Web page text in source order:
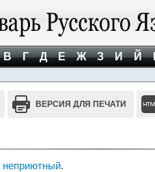
В Г Д Е Ж З И Й
ВЕРСИЯ ДЛЯ ПЕЧАТИ
неприютный.